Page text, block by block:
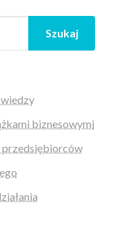
Szukaj
biznesowymi
przedsiębiorców